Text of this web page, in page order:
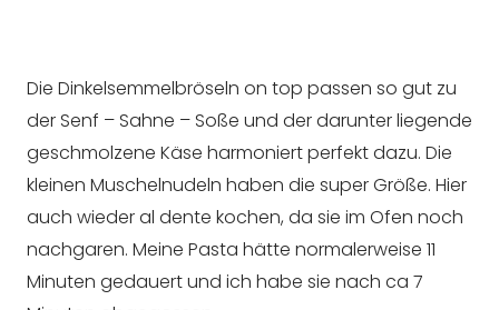
Die Dinkelsemmelbröseln on top passen so gut zu
der Senf – Sahne – Soße und der darunter liegende
geschmolzene Käse harmoniert perfekt dazu. Die
kleinen Muschelnudeln haben die super Größe. Hier
auch wieder al dente kochen, da sie im Ofen noch
nachgaren. Meine Pasta hätte normalerweise 11
Minuten gedauert und ich habe sie nach ca 7